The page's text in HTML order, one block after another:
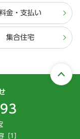
金・支払い
集合住宅
［1］